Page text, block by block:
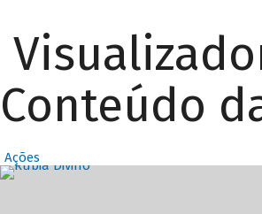
Conteúdo
Ações